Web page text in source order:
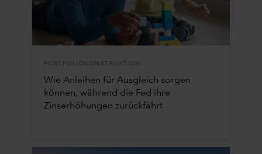
PORTFOLIOKONSTRUKTION
Wie Anleihen für Ausgleich sorgen
können, während die Fed ihre
Zinserhöhungen zurückfährt